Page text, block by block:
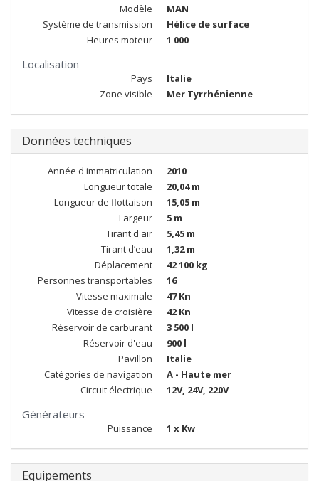
Modèle
MAN
Système de transmission
Hélice de surface
Heures moteur
1 000
Localisation
Pays
Italie
Zone visible
Mer Tyrrhénienne
Données techniques
Année d'immatriculation
2010
Longueur totale
20,04 m
Longueur de flottaison
15,05 m
Largeur
5 m
Tirant d'air
5,45 m
Tirant d’eau
1,32 m
Déplacement
42 100 kg
Personnes transportables
16
Vitesse maximale
47 Kn
Vitesse de croisière
42 Kn
Réservoir de carburant
3 500 l
Réservoir d'eau
900 l
Pavillon
Italie
Catégories de navigation
A - Haute mer
Circuit électrique
12V, 24V, 220V
Générateurs
Puissance 1 x Kw
Equipements